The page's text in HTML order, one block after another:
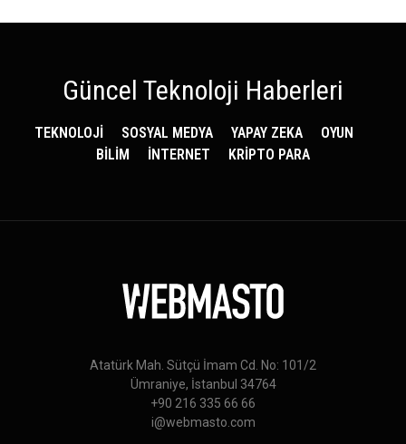
Güncel Teknoloji Haberleri
TEKNOLOJİ SOSYAL MEDYA YAPAY ZEKA
OYUN
BİLİM
İNTERNET KRİPTO PARA
Atatürk Mah. Sütçü İmam Cd. No: 101/2
Ümraniye, İstanbul 34764
+90 216 335 66 66
i@webmasto.com